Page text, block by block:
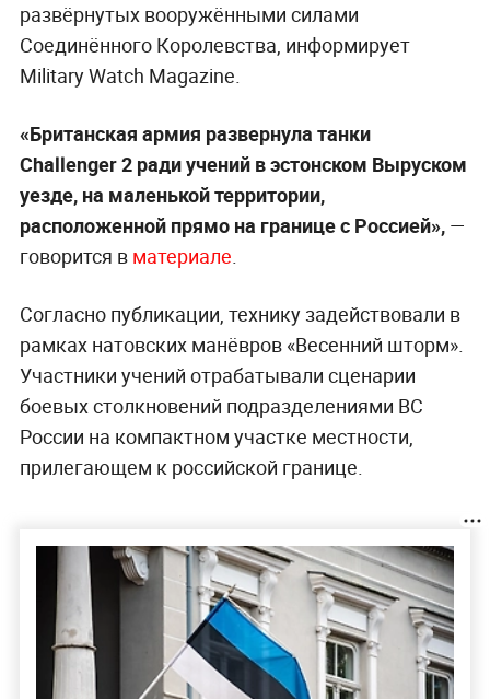
развёрнутых вооружёнными силами
Соединённого Королевства, информирует
Military Watch Magazine.
«Британская армия развернула танки
Challenger 2 ради учений в эстонском Выруском
уезде, на маленькой территории,
расположенной прямо на границе с Россией»,—
говорится в материале.
Согласно публикации, технику задействовали в
рамках натовских манёвров «Весенний шторм».
Участники учений отрабатывали сценарии
боевых столкновений подразделениями ВС
России на компактном участке местности,
прилегающем к российской границе.